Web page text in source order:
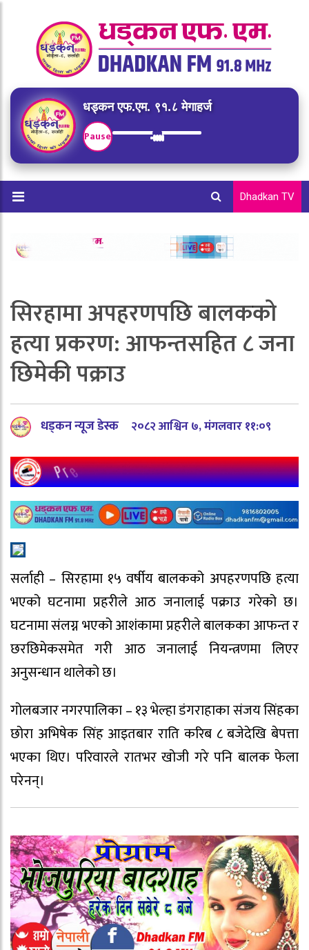
धड्कन एफ.एम. ९१.८ मेगाहर्ज
Pause
Dhadkan TV
सिरहामा अपहरणपछि बालकको
हत्या प्रकरण: आफन्तसहित ८ जना
छिमेकी पक्राउ
धड्कन न्यूज डेस्क २०८२ आश्विन ७, मंगलवार ११:०९
सर्लाही – सिरहामा १५ वर्षीय बालकको अपहरणपछि हत्या
भएको घटनामा प्रहरीले आठ जनालाई पक्राउ गरेको छ।
घटनामा संलग्न भएको आशंकामा प्रहरीले बालकका आफन्त र
छरछिमेकसमेत गरी आठ जनालाई नियन्त्रणमा लिएर
अनुसन्धान थालेको छ।
गोलबजार नगरपालिका – १३ भेल्हा डंगराहाका संजय सिंहका
छोरा अभिषेक सिंह आइतबार राति करिब ८ बजेदेखि बेपत्ता
भएका थिए। परिवारले रातभर खोजी गरे पनि बालक फेला
परेनन्।